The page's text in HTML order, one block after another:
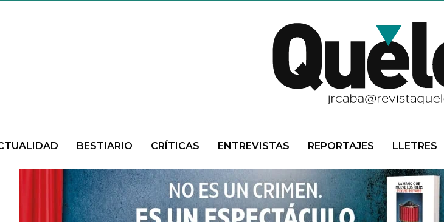
BESTIARIO CRÍTICAS ENTREVISTAS REPORTAJES LLETRES